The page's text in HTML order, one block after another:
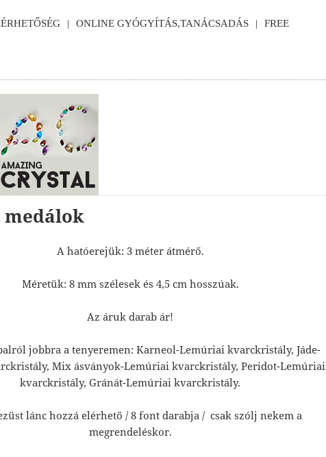
ONLINE GYÓGYÍTÁS,TANÁCSADÁS FREE
A hatóerejük: 3 méter átmérő.
Méretük: 8 mm szélesek és 4,5 cm hosszúak.
Az áruk darab ár!
jobbra a tenyeremen: Karneol-Lemúriai kvarckristály, Jáde-
Mix ásványok-Lemúriai kvarckristály, Peridot-Lemúriai
kvarckristály, Gránát-Lemúriai kvarckristály.
lánc hozzá elérhető / 8 font darabja / csak szólj nekem a
megrendeléskor.